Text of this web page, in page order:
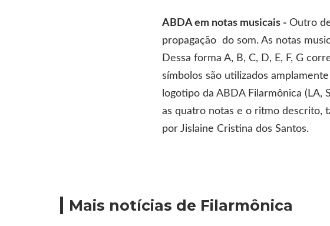
ABDA em notas musicais - Outro
propagação do som. As notas
Dessa forma A, B, C, D, E, F, G
símbolos são utilizados
logotipo da ABDA Filarmônica (LA,
as quatro notas e o ritmo descrito,
por Jislaine Cristina dos Santos.
Mais notícias de Filarmônica